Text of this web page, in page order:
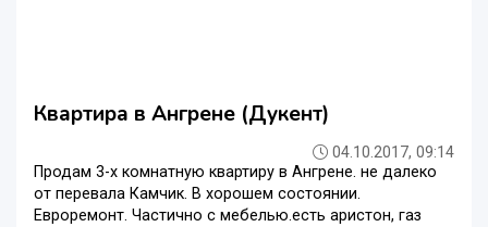
Квартира в Ангрене (Дукент)
04.10.2017, 09:14
Продам 3-х комнатную квартиру в Ангрене. не далеко
от перевала Камчик. В хорошем состоянии.
Евроремонт. Частично с мебелью.есть аристон, газ